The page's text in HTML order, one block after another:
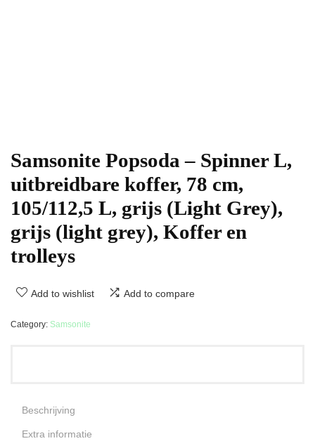
Samsonite Popsoda – Spinner L,
uitbreidbare koffer, 78 cm,
105/112,5 L, grijs (Light Grey),
grijs (light grey), Koffer en
trolleys
Add to wishlist Add to compare
Category: Samsonite
Beschrijving
Extra informatie